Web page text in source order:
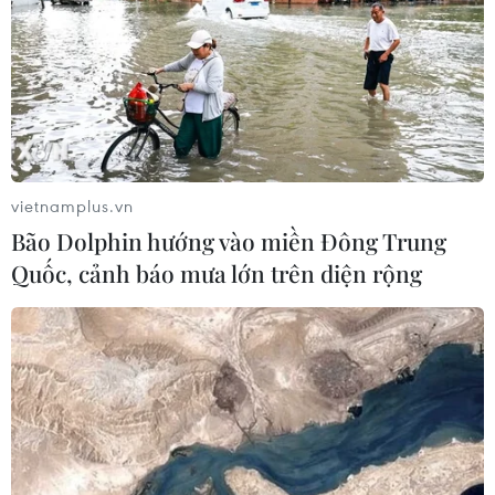
Iran?
02/08/2026 13:33
Israel hoài nghi việc Hamas giải giáp
theo thỏa thuận Gaza
Xung đột tại Trung Đông: Mỹ và
Israel nêu điều kiện tạm hoãn tấn
công Iran
02/08/2026 04:18
Toàn cảnh thế giới: Israel
cảnh báo trước khả năng Mỹ tấn
vietnamplus.vn
Bão Dolphin hướng vào miền Đông Trung
Quốc, cảnh báo mưa lớn trên diện rộng